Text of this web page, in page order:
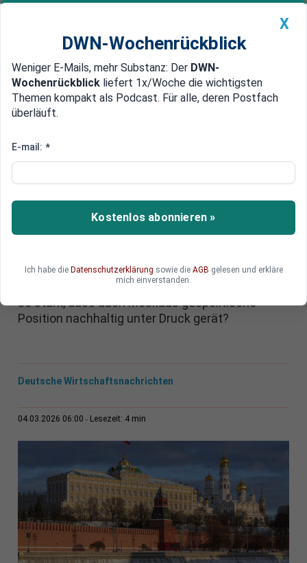
Newsticker MEIN DWN: Geldanlage Premium
Edelmetalle DWN-Magazin China
Iran nach US-Angriffen: Verliert
Einfluss?
Die Angriffe auf Iran erschüttern das
Machtgefüge der autoritären Allianz aus
zugleich die strategische Ausgangslage im
Ukrainekrieg. Schwächt die Eskalation Teheran
so stark, dass auch Moskaus geopolitische
Position nachhaltig unter Druck gerät?
Deutsche Wirtschaftsnachrichten
04.03.2026 06:00 Lesezeit: 4 min
X
DWN-Wochenrückblick
Weniger E-Mails, mehr Substanz: Der DWN-
Wochenrückblick liefert 1x/Woche die wichtigsten
Themen kompakt als Podcast. Für alle, deren Postfach
überläuft.
E-mail: *
Kostenlos abonnieren »
Ich habe die Datenschutzerklärung sowie die AGB gelesen und erkläre
mich einverstanden.